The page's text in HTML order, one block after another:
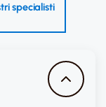
specialisti